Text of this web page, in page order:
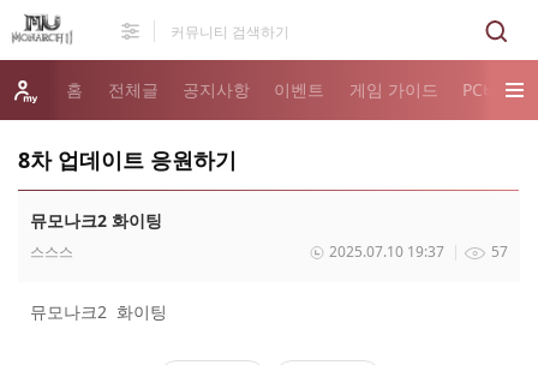
홈 전체글 공지사항 이벤트 게임 가이드 PC버전
8차 업데이트 응원하기
뮤모나크2 화이팅
스스스 57
2025.07.10 19:37
뮤모나크2 화이팅